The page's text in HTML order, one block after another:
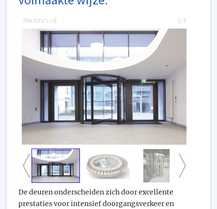
Alle foto's (4) 1/4
De deuren onderscheiden zich door excellente
prestaties voor intensief doorgangsverkeer en